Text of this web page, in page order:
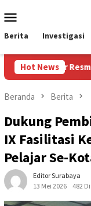
ke
kontenMobile
Berita Investigasi
Hot NewsTaruna
Beranda Berita
Dukung
IX Fasilitasi
Pelajar Se-
Editor Surabaya
13 Mei 2026
482